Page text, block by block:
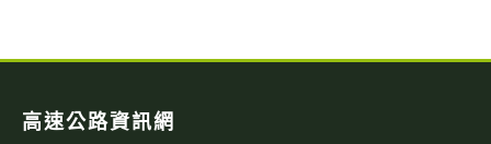
高速公路資訊網